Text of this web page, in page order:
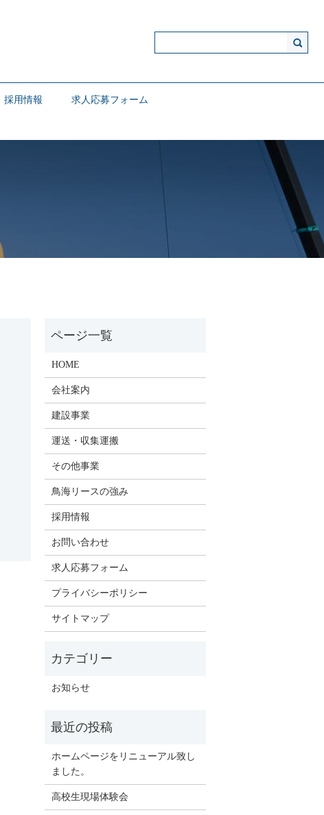
採用情報 求人応募フォーム
HOME
会社案内
建設事業
運送・収集運搬
その他事業
鳥海リースの強み
採用情報
お問い合わせ
求人応募フォーム
プライバシーポリシー
サイトマップ
お知らせ
ホームページをリニューアル致し
ました。
高校生現場体験会